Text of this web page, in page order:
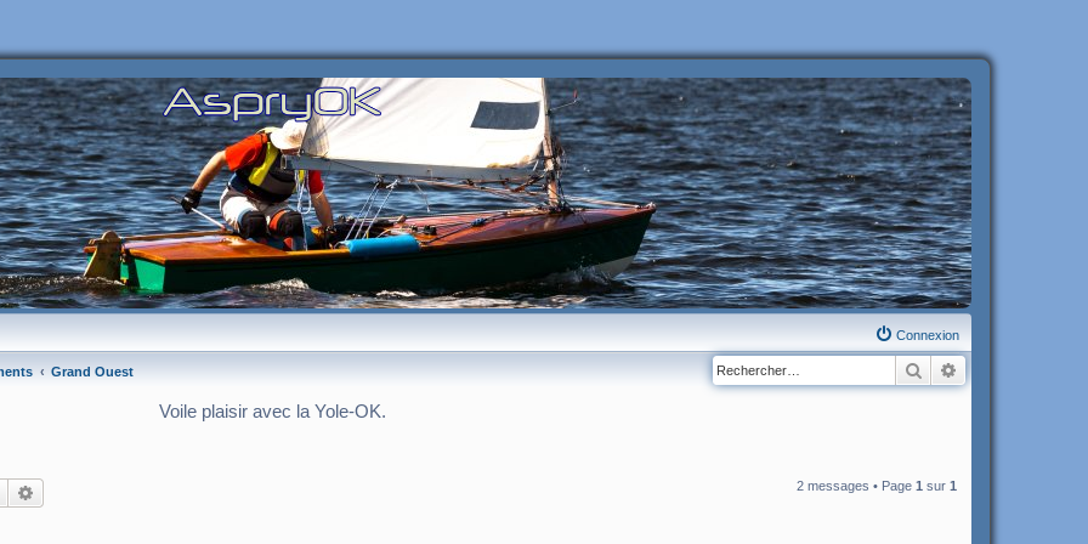
Connexion
Grand Ouest Rechercher
Voile plaisir avec la Yole-OK.
Rechercher 2 messages • Page 1 sur 1